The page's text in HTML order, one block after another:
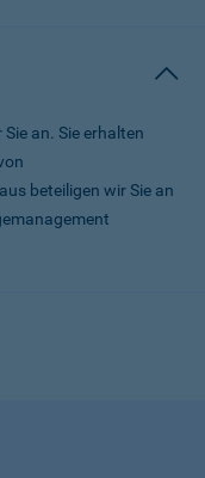
an. Sie erhalten
beteiligen wir Sie an